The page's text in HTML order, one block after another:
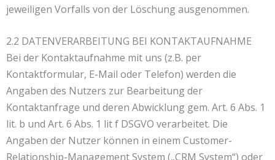
jeweiligen Vorfalls von der Löschung ausgenommen.
2.2 DATENVERARBEITUNG BEI KONTAKTAUFNAHME
Bei der Kontaktaufnahme mit uns (z.B. per
Kontaktformular, E-Mail oder Telefon) werden die
Angaben des Nutzers zur Bearbeitung der
Kontaktanfrage und deren Abwicklung gem. Art. 6 Abs. 1
lit. b und Art. 6 Abs. 1 lit f DSGVO verarbeitet. Die
Angaben der Nutzer können in einem Customer-
Relationship-Management System („CRM System“) oder